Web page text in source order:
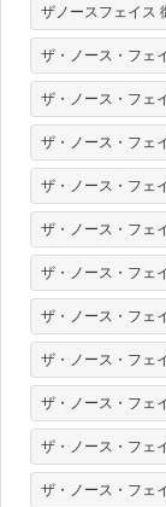
ザノースフェイス
ザ・ノース・フェ
ザ・ノース・フェ
ザ・ノース・フェ
ザ・ノース・フェ
ザ・ノース・フェ
ザ・ノース・フェ
ザ・ノース・フェ
ザ・ノース・フェ
ザ・ノース・フェ
ザ・ノース・フェ
ザ・ノース・フェ